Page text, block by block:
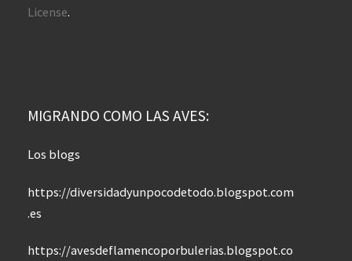
License.
MIGRANDO COMO LAS AVES:
Los blogs
https://diversidadyunpocodetodo.blogspot.com
.es
https://avesdeflamencoporbulerias.blogspot.co